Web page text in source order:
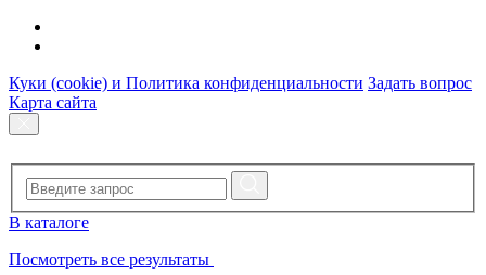
Куки (cookie) и Политика конфиденциальности Задать вопрос
Карта сайта
В каталоге
Посмотреть все результаты